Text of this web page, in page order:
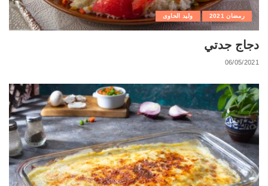
رمضان 2021 وليد الحاوى
دجاج جدتي
06/05/2021